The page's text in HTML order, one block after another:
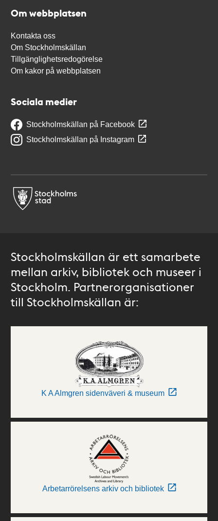
Om webbplatsen
Kontakta oss
Om Stockholmskällan
Tillgänglighetsredogörelse
Om kakor på webbplatsen
Sociala medier
Stockholmskällan på Facebook
Stockholmskällan på Instagram
Stockholmskällan är ett samarbete
mellan arkiv, bibliotek och museer i
Stockholm. Partnerorganisationer
till Stockholmskällan är:
K A Almgren sidenväveri & museum
Arbetarrörelsens arkiv och bibliotek